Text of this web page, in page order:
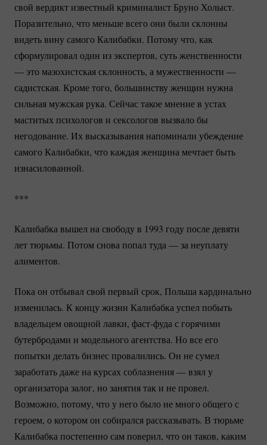
свой вердикт известный криминалист Бруно Холыст.
Поразительно, что меньше всего они были склонны
видеть вину самого Калибабки. Потому что, как
сформулировал один из экспертов, суть женственности
— это мазохистская склонность, а мужественности —
садистская. Кроме того, большинству женщин нужна
сильная мужская рука. Сейчас такое мнение в устах
маститых психологов и сексологов вызвало бы
негодование. Их высказывания напоминали убеждение
самого Калибабки, что каждая женщина мечтает быть
изнасилованной.
***
Калибабка вышел на свободу в 1993 году после девяти
лет тюрьмы. Потом снова попал туда — за неуплату
алиментов.
Пока он отбывал свой первый срок, Польша кардинально
изменилась. К концу жизни Калибабка успел побыть
владельцем овощной лавки, фаст-фуда с горячими
бутербродами и модельного агентства. Но все его
попытки делать бизнес провалились. Он не сумел
заработать даже на курсах соблазнения — взял у
организатора залог, но занятия так и не провел.
Возможно, потому, что у него было не много общего с
героем, о котором он собирался рассказывать. В тюрьме
Калибабка постепенно сам поверил, что он таков, каким